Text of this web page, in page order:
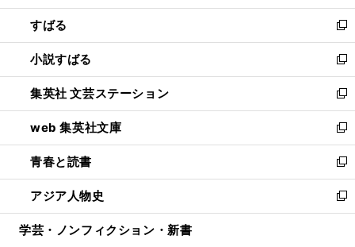
開
く
ウ
で
開
く
ン
ド
ウ
で
開
く
すばる
新
し
い
ウ
ィ
ン
ド
ウ
で
開
く
小説すばる
新
し
い
ウ
ィ
ン
ド
ウ
で
開
集英社 文芸ステーション
新
し
い
ウ
ィ
ン
ド
ウ
web 集英社文庫
新
し
い
ウ
ィ
ン
青春と読書
新
し
い
ウ
アジア人物史
新
し
学芸・ノンフィクション・新書